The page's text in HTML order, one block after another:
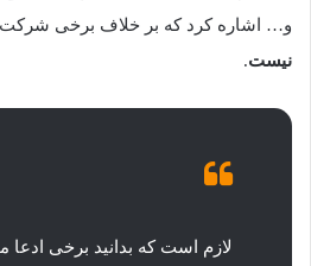
و… اشاره کرد که بر خلاف برخی
نیست.
لازم است که بدانید برخی ادعا